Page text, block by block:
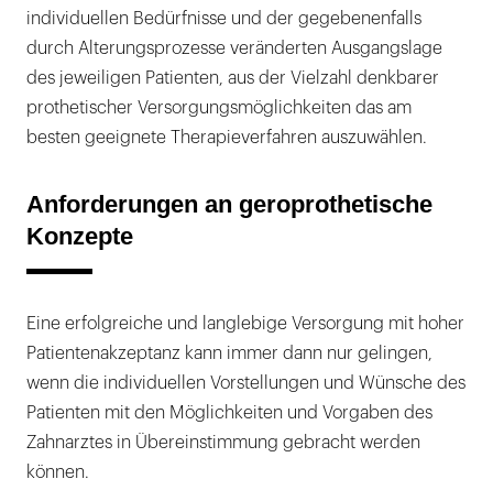
individuellen Bedürfnisse und der gegebenenfalls
durch Alterungsprozesse veränderten Ausgangslage
des jeweiligen Patienten, aus der Vielzahl denkbarer
prothetischer Versorgungsmöglichkeiten das am
besten geeignete Therapieverfahren auszuwählen.
Anforderungen an geroprothetische
Konzepte
Eine erfolgreiche und langlebige Versorgung mit hoher
Patientenakzeptanz kann immer dann nur gelingen,
wenn die individuellen Vorstellungen und Wünsche des
Patienten mit den Möglichkeiten und Vorgaben des
Zahnarztes in Übereinstimmung gebracht werden
können.